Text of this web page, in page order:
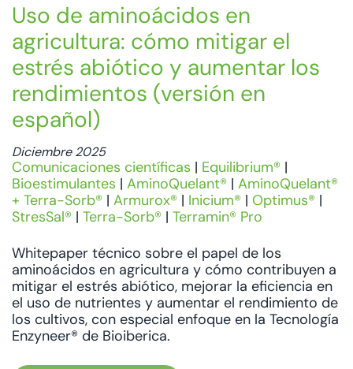
Uso de aminoácidos en
agricultura: cómo mitigar el
estrés abiótico y aumentar los
rendimientos (versión en
español)
Diciembre 2025
Comunicaciones científicas | Equilibrium® |
Bioestimulantes | AminoQuelant® | AminoQuelant®
+ Terra-Sorb® | Armurox® | Inicium® | Optimus® |
StresSal® | Terra-Sorb® | Terramin® Pro
Whitepaper técnico sobre el papel de los
aminoácidos en agricultura y cómo contribuyen a
mitigar el estrés abiótico, mejorar la eficiencia en
el uso de nutrientes y aumentar el rendimiento de
los cultivos, con especial enfoque en la Tecnología
Enzyneer® de Bioiberica.